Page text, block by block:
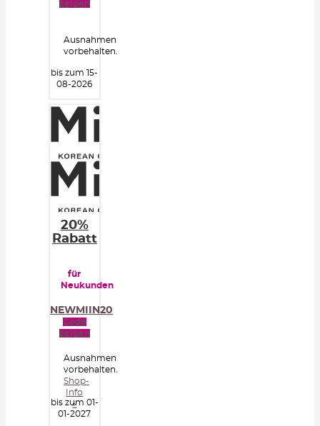
zeigen
Ausnahmen
vorbehalten.
bis zum 15-
08-2026
20%
Rabatt
für
Neukunden
NEWMIIN20
Code
zeigen
Ausnahmen
vorbehalten.
Shop-
Info
»
bis zum 01-
01-2027